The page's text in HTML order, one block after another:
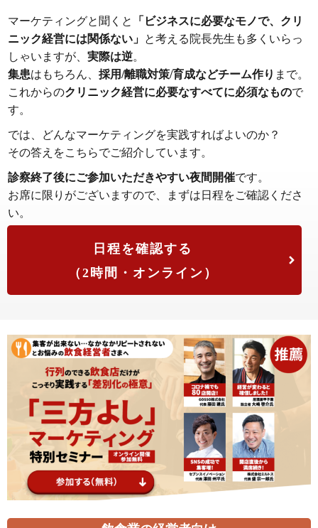
マーケティングと聞くと
「ビジネスに必要なモノで、クリ
ニック経営には関係ない」 と考える院長先生も多くいらっ
しゃいますが、 実際は逆。
集患はもちろん、 採用/離職対策/育成などチーム作り まで。
これからのクリニック経営に必要なすべてに必須なもので
す。
では、どんなマーケティングを実践すればよいのか？
その答えをこちらでご紹介しています。
診察終了後にご参加いただきやすい夜間開催です。
お席に限りがございますので、まずは日程をご確認くださ
い。
日程を確認する
（2時間・オンライン）